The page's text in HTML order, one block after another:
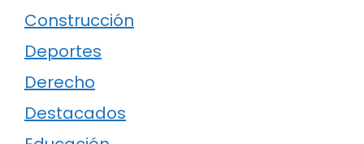
Construcción
Deportes
Derecho
Destacados